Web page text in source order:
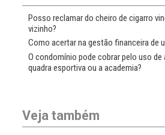
Posso reclamar do cheiro de cigarro
vizinho?
Como acertar na gestão financeira de
O condomínio pode cobrar pelo uso
quadra esportiva ou a academia?
Veja também